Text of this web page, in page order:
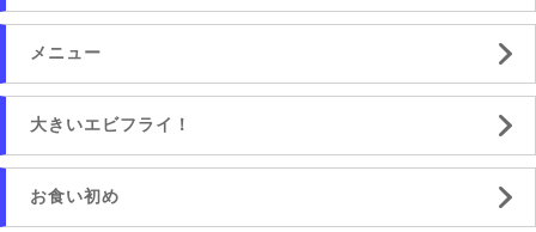
メニュー
大きいエビフライ！
お食い初め